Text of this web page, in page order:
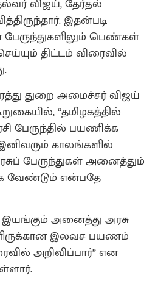
விஜய், தேர்தல்
இதன்படி
பெண்கள்
திட்டம் விரைவில்
துறை அமைச்சர் விஜய்
“தமிழகத்தில்
பேருந்தில் பயணிக்க
காலங்களில்
பேருந்துகள் அனைத்தும்
வேண்டும் என்பதே
இயங்கும் அனைத்து அரசு
இலவச பயணம்
அறிவிப்பார்” என